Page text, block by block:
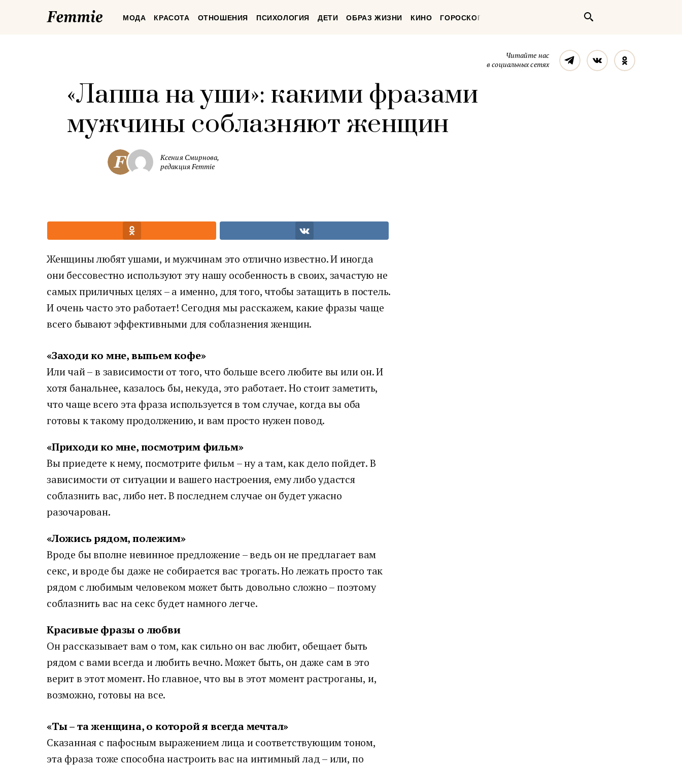
FemmieМОДА КРАСОТА ОТНОШЕНИЯ ПСИХОЛОГИЯ ДЕТИ ОБРАЗ ЖИЗНИ КИНО ГОРОСКОП
Читайте нас
в социальных сетях
ТелеграмВконтакте
«Лапша на уши»: какими фразами
мужчины соблазняют женщин
Ксения Смирнова,
редакция Femmie
Женщины любят ушами, и мужчинам это отлично известно. И иногда
они бессовестно используют эту нашу особенность в своих, зачастую не
самых приличных целях – а именно, для того, чтобы затащить в постель.
И очень часто это работает! Сегодня мы расскажем, какие фразы чаще
всего бывают эффективными для соблазнения женщин.
«Заходи ко мне, выпьем кофе»
Или чай – в зависимости от того, что больше всего любите вы или он. И
хотя банальнее, казалось бы, некуда, это работает. Но стоит заметить,
что чаще всего эта фраза используется в том случае, когда вы оба
готовы к такому продолжению, и вам просто нужен повод.
«Приходи ко мне, посмотрим фильм»
Вы приедете к нему, посмотрите фильм – ну а там, как дело пойдет. В
зависимости от ситуации и вашего настроения, ему либо удастся
соблазнить вас, либо нет. В последнем случае он будет ужасно
разочарован.
«Ложись рядом, полежим»
Вроде бы вполне невинное предложение – ведь он не предлагает вам
секс, и вроде бы даже не собирается вас трогать. Но лежать просто так
рядом с любимым человеком может быть довольно сложно – поэтому
соблазнить вас на секс будет намного легче.
Красивые фразы о любви
Он рассказывает вам о том, как сильно он вас любит, обещает быть
рядом с вами всегда и любить вечно. Может быть, он даже сам в это
верит в этот момент. Но главное, что вы в этот момент растроганы, и,
возможно, готовы на все.
«Ты – та женщина, о которой я всегда мечтал»
Сказанная с пафосным выражением лица и соответствующим тоном,
эта фраза тоже способна настроить вас на интимный лад – или, по